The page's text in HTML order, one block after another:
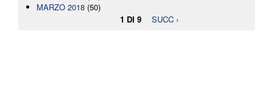
MARZO 2018 (50)
1 DI 9
SUCC ›